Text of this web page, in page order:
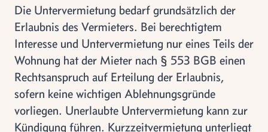
Die Untervermietung bedarf grundsätzlich der
Erlaubnis des Vermieters. Bei berechtigtem
Interesse und Untervermietung nur eines Teils der
Wohnung hat der Mieter nach § 553 BGB einen
Rechtsanspruch auf Erteilung der Erlaubnis,
sofern keine wichtigen Ablehnungsgründe
vorliegen. Unerlaubte Untervermietung kann zur
Kündigung führen. Kurzzeitvermietung unterliegt